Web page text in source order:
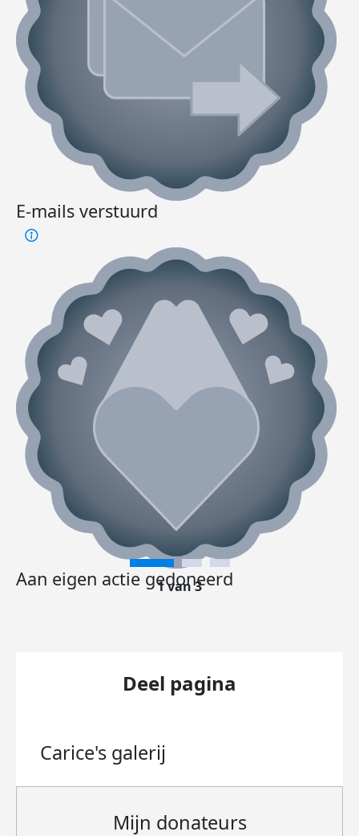
E-mails verstuurd
Aan eigen actie gedoneerd
1 van 3
Deel pagina
Carice's galerij
Mijn donateurs